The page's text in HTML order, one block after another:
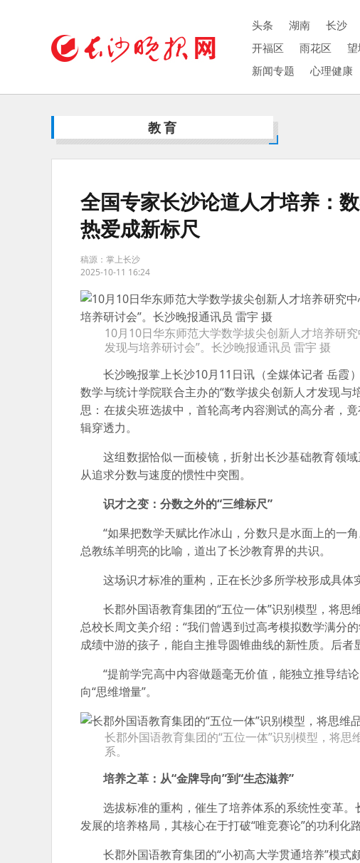
头条 湖南 长沙
开福区
雨花区
新闻专题
心理健康
教育
全国专家长沙论道人才培养：
热爱成新标尺
稿源：掌上长沙
2025-10-11 16:24
10月10日华东师范大学数学拔尖创新人才培养研
发现与培养研讨会”。长沙晚报通讯员 雷宇 摄
长沙晚报掌上长沙10月11日讯（全媒体记者 岳霞）
数学与统计学院联合主办的“数学拔尖创新人才发现
思：在拔尖班选拔中，首轮高考内容测试的高分者，
辑穿透力。
这组数据恰似一面棱镜，折射出长沙基础教育领
从追求分数与速度的惯性中突围。
识才之变：分数之外的“三维标尺”
“如果把数学天赋比作冰山，分数只是水面上的一
总教练羊明亮的比喻，道出了长沙教育界的共识。
这场识才标准的重构，正在长沙多所学校形成具体
长郡外国语教育集团的“五位一体”识别模型，将
总校长周文美介绍：“我们曾遇到过高考模拟数学满分
成绩中游的孩子，能自主推导圆锥曲线的新性质。后者
“提前学完高中内容做题毫无价值，能独立推导结
向“思维增量”。
长郡外国语教育集团的“五位一体”识别模型，将
系。
培养之革：从“金牌导向”到“生态滋养”
选拔标准的重构，催生了培养体系的系统性变革
发展的培养格局，其核心在于打破“唯竞赛论”的功利化路
长郡外国语教育集团的“小初高大学贯通培养”模